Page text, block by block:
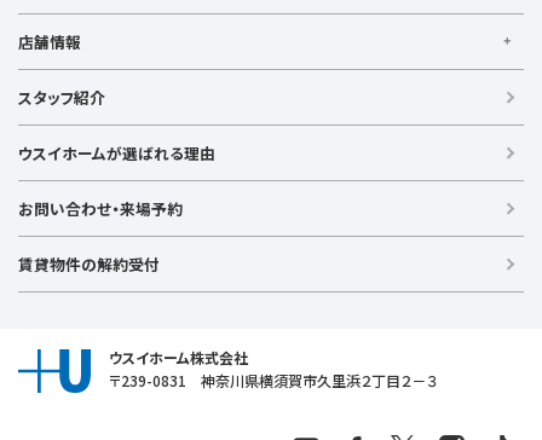
事業用賃貸
【買う】
新築戸建て
土地
投資物件
ラグジュアリー物件
【売る】
店舗情報
【横浜エリア】
金沢文庫店
上大岡店 戸塚店 新横浜店
港北ニュータウン店
【湘南エリア】
追浜店
衣笠店
横須賀中央店
スタッフ紹介
ウスイホームが選ばれる理由
お問い合わせ・来場予約
賃貸物件の解約受付
ウスイホーム株式会社
〒239-0831 神奈川県横須賀市久里浜２丁目２－３